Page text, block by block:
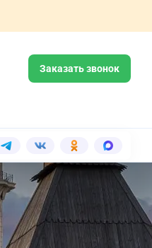
Заказать звонок